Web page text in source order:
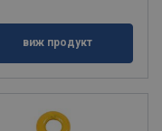
виж продукт